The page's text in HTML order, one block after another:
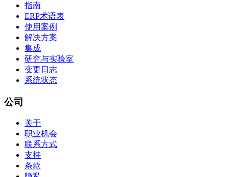
指南
ERP术语表
使用案例
解决方案
集成
研究与实验室
变更日志
系统状态
公司
关于
职业机会
联系方式
支持
条款